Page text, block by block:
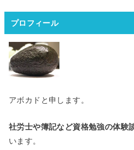
プロフィール
アボカドと申します。
社労士や簿記など資格勉強の体験
います。